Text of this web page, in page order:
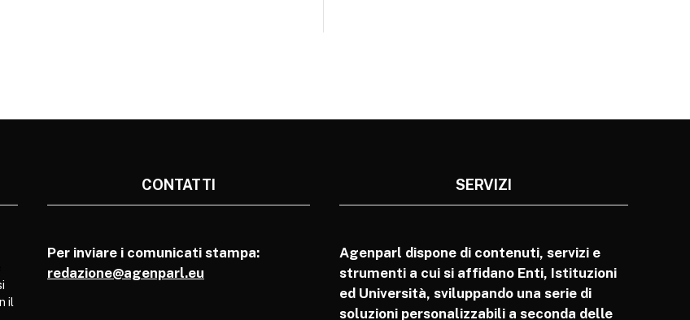
il
CONTATTI
Per inviare i comunicati stampa:
redazione@agenparl.eu
SERVIZI
Agenparl dispone di contenuti, servizi e
strumenti a cui si affidano Enti, Istituzioni
ed Università, sviluppando una serie di
soluzioni personalizzabili a seconda delle